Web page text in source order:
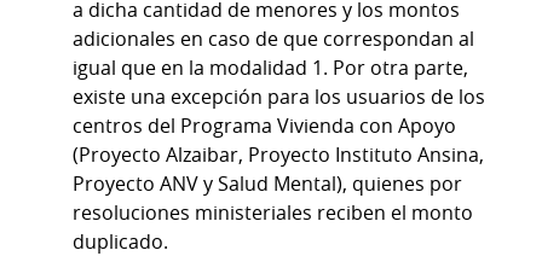
a dicha cantidad de menores y los montos
adicionales en caso de que correspondan al
igual que en la modalidad 1. Por otra parte,
existe una excepción para los usuarios de los
centros del Programa Vivienda con Apoyo
(Proyecto Alzaibar, Proyecto Instituto Ansina,
Proyecto ANV y Salud Mental), quienes por
resoluciones ministeriales reciben el monto
duplicado.